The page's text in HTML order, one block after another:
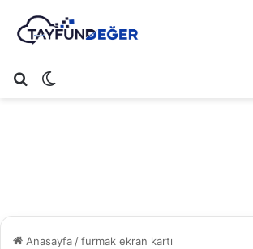
Arama yap ...
Anasayfa/furmak ekran kartı